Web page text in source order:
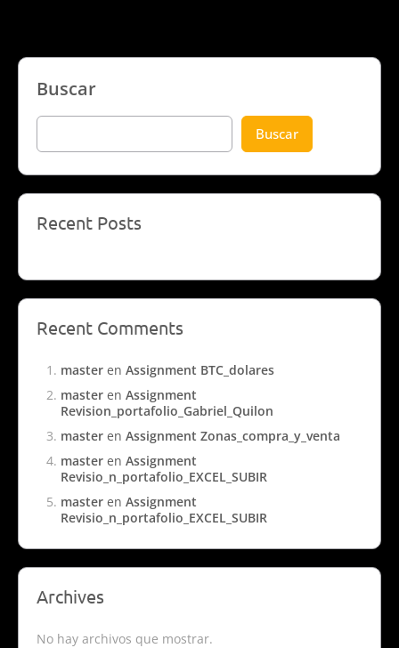
Buscar
Buscar
Recent Posts
Recent Comments
master en Assignment BTC_dolares
master en Assignment
Revision_portafolio_Gabriel_Quilon
master en Assignment Zonas_compra_y_venta
master en Assignment
Revisio_n_portafolio_EXCEL_SUBIR
master en Assignment
Revisio_n_portafolio_EXCEL_SUBIR
Archives
No hay archivos que mostrar.